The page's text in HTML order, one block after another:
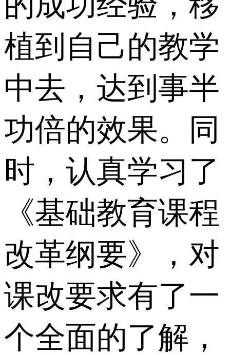
植到自己的教学
中去，达到事半
功倍的效果。同
时，认真学习了
《基础教育课程
改革纲要》，对
课改要求有了一
个全面的了解，